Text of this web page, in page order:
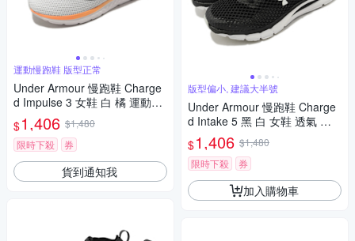
運動慢跑鞋 版型正常
Under Armour 慢跑鞋 Charge
d Impulse 3 女鞋 白 橘 運動鞋
緩震 路跑 UA 3025427100
$1,406 $1,480
限時下殺
券
貨到通知我
版型偏小, 建議大半號
Under Armour 慢跑鞋 Charge
d Intake 5 黑 白 女鞋 透氣 緩
震 運動鞋 UA 3023564001
$1,406 $1,480
限時下殺
券
加入購物車